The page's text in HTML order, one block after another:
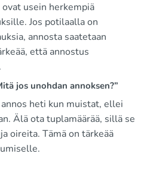
usein herkempiä
Jos potilaalla on
annosta saatetaan
että annostus
jos unohdan annoksen?”
heti kun muistat, ellei
Älä ota tuplamäärää, sillä se
oireita. Tämä on tärkeää